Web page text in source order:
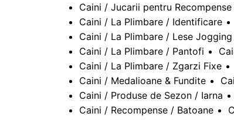
Caini / Jucarii pentru Recompense
Caini / La Plimbare / Identificare
Caini / La Plimbare / Lese Jogging
Caini / La Plimbare / Pantofi
Caini / La Plimbare / Zgarzi Fixe
Caini / Medalioane & Fundite
Caini / Produse de Sezon / Iarna
Caini / Recompense / Batoane